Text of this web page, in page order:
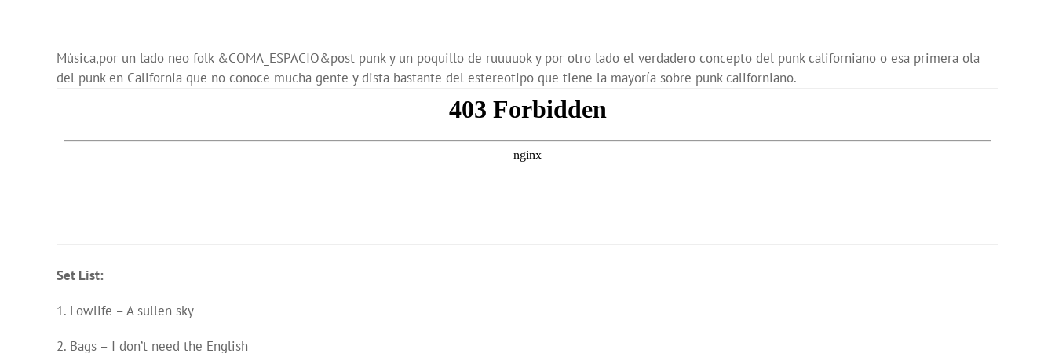
Música,por un lado neo folk &COMA_ESPACIO&post punk y un poquillo de ruuuuok y por otro lado el verdadero concepto del punk californiano o esa primera ola
del punk en California que no conoce mucha gente y dista bastante del estereotipo que tiene la mayoría sobre punk californiano.
Set List:
1. Lowlife – A sullen sky
2. Bags – I don’t need the English